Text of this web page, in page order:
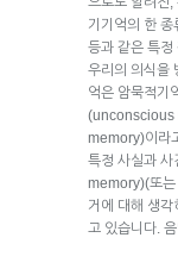
기기억의 한 종
등과 같은 특정
우리의 의식을
억은 암묵적기
(unconscious
memory)이라
특정 사실과
memory)(또
거에 대해 생각
고 있습니다.